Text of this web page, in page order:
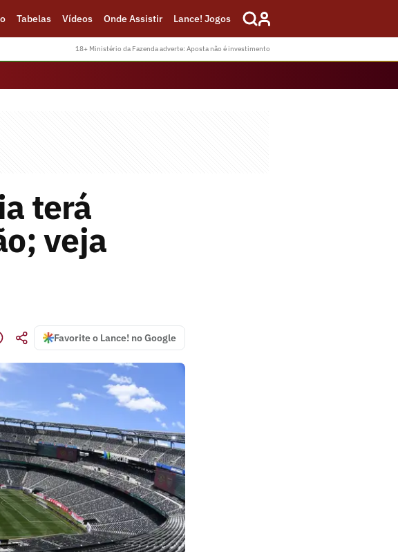
Tabelas Vídeos Onde Assistir Lance! Jogos
18+ Ministério da Fazenda adverte: Aposta não é investimento
terá
veja
Favorite o Lance! no Google